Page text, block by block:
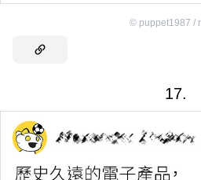
© puppet1987 /
17.